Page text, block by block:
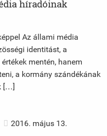
híradóinak
Az állami média
identitást, a
mentén, hanem
a kormány szándékának
[…]
2016. május 13.